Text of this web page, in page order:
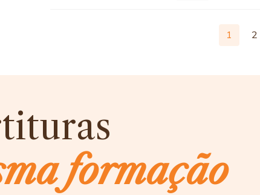
1 2
formação